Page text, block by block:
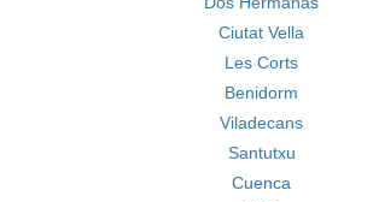
Ciutat Vella
Les Corts
Benidorm
Viladecans
Santutxu
Cuenca